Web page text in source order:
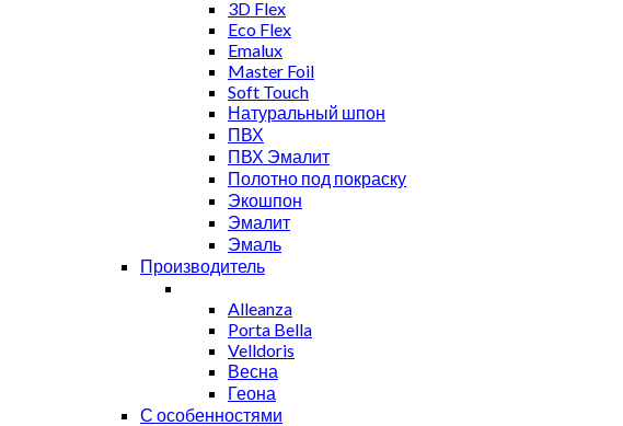
3D Flex
Eco Flex
Emalux
Master Foil
Soft Touch
Натуральный шпон
ПВХ
ПВХ Эмалит
Полотно под покраску
Экошпон
Эмалит
Эмаль
Производитель
Alleanza
Porta Bella
Velldoris
Весна
Геона
С особенностями